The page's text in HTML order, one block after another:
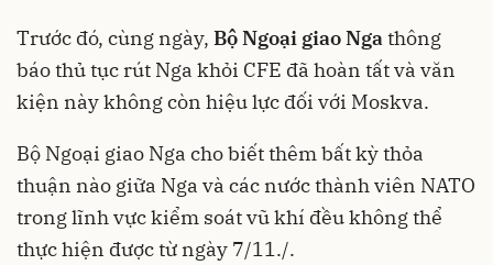
Trước đó, cùng ngày, Bộ Ngoại giao Nga thông
báo thủ tục rút Nga khỏi CFE đã hoàn tất và văn
kiện này không còn hiệu lực đối với Moskva.
Bộ Ngoại giao Nga cho biết thêm bất kỳ thỏa
thuận nào giữa Nga và các nước thành viên NATO
trong lĩnh vực kiểm soát vũ khí đều không thể
thực hiện được từ ngày 7/11./.